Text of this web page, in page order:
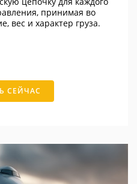
принимая во
вес и характер груза.
СЕЙЧАС